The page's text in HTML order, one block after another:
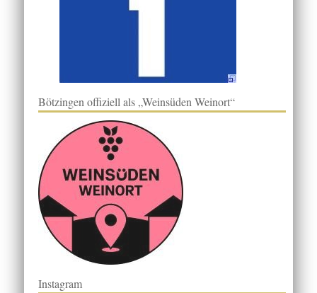
Bötzingen offiziell als „Weinsüden Weinort“
Instagram